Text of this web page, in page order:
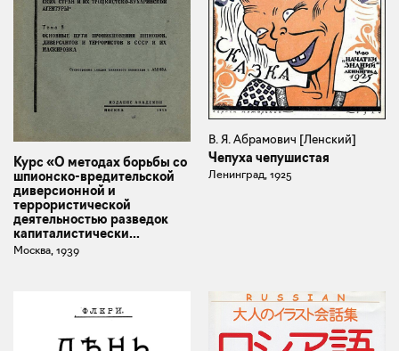
Курс «О методах борьбы со
шпионско-вредительской
диверсионной и
террористической
деятельностью разведок
капиталистически...
Москва, 1939
В. Я. Абрамович [Ленский]
Чепуха чепушистая
Ленинград, 1925